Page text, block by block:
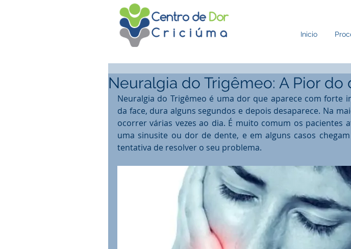
Inicio
Neuralgia do Trigêmeo: A Pior do
Neuralgia do Trigêmeo é uma dor que aparece com forte
da face, dura alguns segundos e depois desaparece. Na
ocorrer várias vezes ao dia. É muito comum os pacientes
uma sinusite ou dor de dente, e em alguns casos
tentativa de resolver o seu problema.